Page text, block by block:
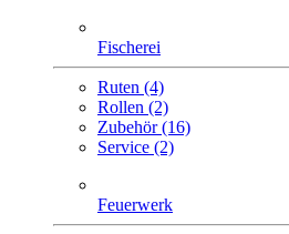
Fischerei
Ruten (4)
Rollen (2)
Zubehör (16)
Service (2)
Feuerwerk